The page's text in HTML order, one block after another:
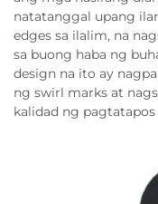
natatanggal upang
edges sa ilalim, na
sa buong haba ng
design na ito ay
ng swirl marks at
kalidad ng